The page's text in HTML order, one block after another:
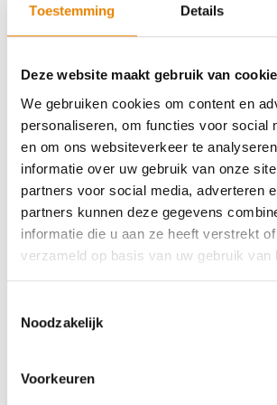
Toestemming Details
Deze website maakt gebruik van
We gebruiken cookies om content en
personaliseren, om functies voor social
en om ons websiteverkeer te
informatie over uw gebruik van onze
partners voor social media, adverteren
partners kunnen deze gegevens
informatie die u aan ze heeft verstrekt
verzameld op basis van uw gebruik van
Noodzakelijk
Voorkeuren
Nog wandelmoois meer op
Het wandelnetwerk Poelberg –
Brielmeersen is nog maar het begin
Leiestreek. In een volgende fase